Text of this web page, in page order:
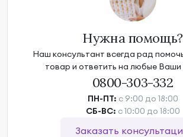
Нужна помощь?
Наш консультант всегда рад
товар и ответить на любые
0800-303-332
ПН-ПТ: с 9:00 до 18:00
СБ-ВС: с 10:00 до 18:00
Заказать